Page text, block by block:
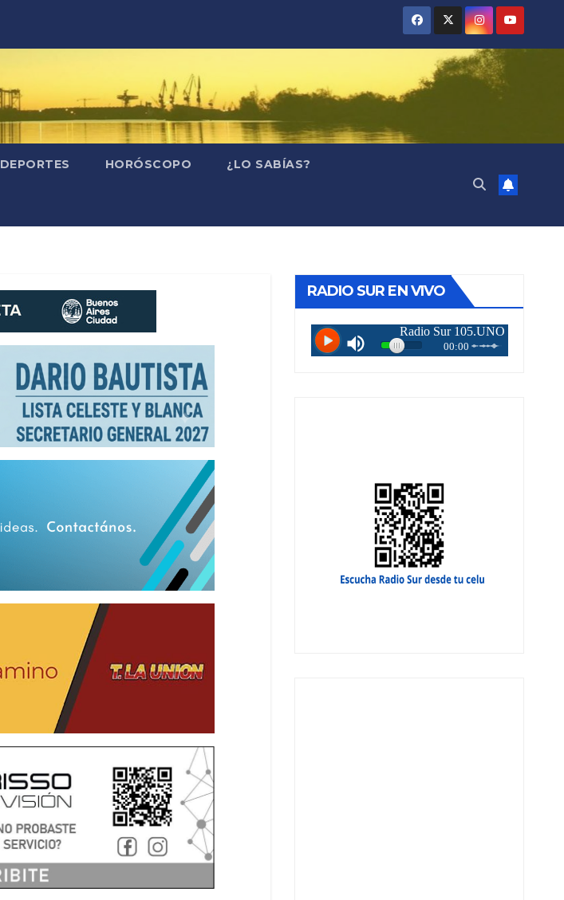
DEPORTES HORÓSCOPO ¿LO SABÍAS?
RADIO SUR EN VIVO